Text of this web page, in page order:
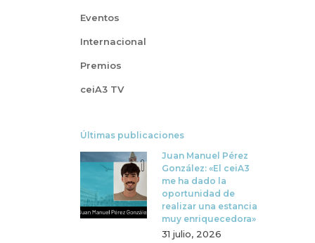
Eventos
Internacional
Premios
ceiA3 TV
Últimas publicaciones
Juan Manuel Pérez
González: «El ceiA3
me ha dado la
oportunidad de
realizar una estancia
muy enriquecedora»
31 julio, 2026